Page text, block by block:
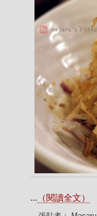
... （閱讀全文）